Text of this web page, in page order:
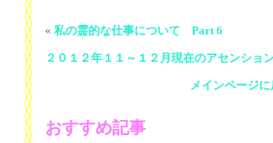
« 私の霊的な仕事について Part 6
２０１２年１１～１２月現在のアセンショ
メインページに
おすすめ記事